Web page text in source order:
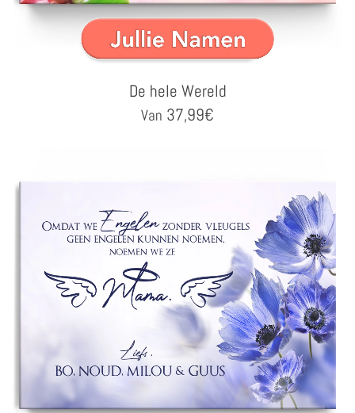
De hele Wereld
Van 37,99€